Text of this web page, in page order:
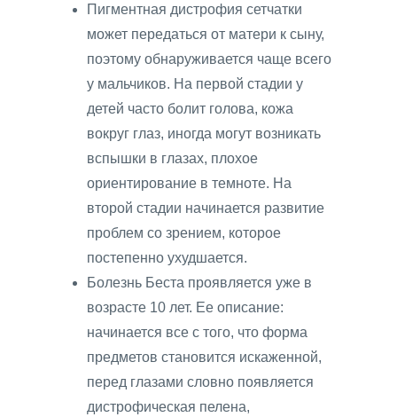
Пигментная дистрофия сетчатки
может передаться от матери к сыну,
поэтому обнаруживается чаще всего
у мальчиков. На первой стадии у
детей часто болит голова, кожа
вокруг глаз, иногда могут возникать
вспышки в глазах, плохое
ориентирование в темноте. На
второй стадии начинается развитие
проблем со зрением, которое
постепенно ухудшается.
Болезнь Беста проявляется уже в
возрасте 10 лет. Ее описание:
начинается все с того, что форма
предметов становится искаженной,
перед глазами словно появляется
дистрофическая пелена,